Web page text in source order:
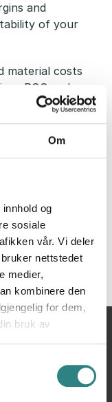
Om
og
sosiale
vår. Vi deler
nettstedet
medier,
kombinere den
for dem,
bruk av
and
of your
material costs
POS and an
what has been